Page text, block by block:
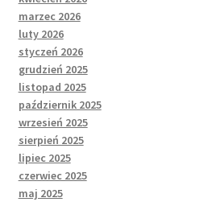
marzec 2026
luty 2026
styczeń 2026
grudzień 2025
listopad 2025
październik 2025
wrzesień 2025
sierpień 2025
lipiec 2025
czerwiec 2025
maj 2025